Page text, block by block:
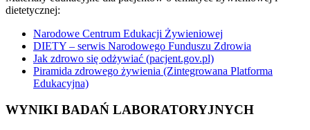
dietetycznej:
Narodowe Centrum Edukacji Żywieniowej
DIETY – serwis Narodowego Funduszu Zdrowia
Jak zdrowo się odżywiać (pacjent.gov.pl)
Piramida zdrowego żywienia (Zintegrowana Platforma
Edukacyjna)
WYNIKI BADAŃ LABORATORYJNYCH